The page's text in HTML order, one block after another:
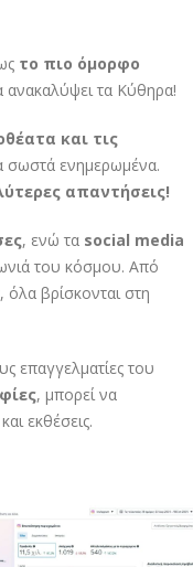
το πιο όμορφο
ανακαλύψει τα Κύθηρα!
και τις
σωστά ενημερωμένα.
απαντήσεις!
, ενώ τα social media
του κόσμου. Από
όλα βρίσκονται στη
επαγγελματίες του
, μπορεί να
εκθέσεις.